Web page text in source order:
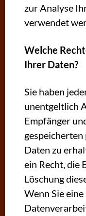
zur Analyse
verwendet
Welche
Ihrer Daten?
Sie haben
unentgeltlich
Empfänger
gespeicherten
Daten zu
ein Recht, die
Löschung
Wenn Sie